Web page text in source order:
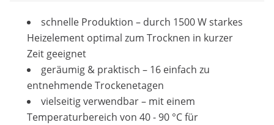
schnelle Produktion – durch 1500 W starkes
Heizelement optimal zum Trocknen in kurzer
Zeit geeignet
geräumig & praktisch – 16 einfach zu
entnehmende Trockenetagen
vielseitig verwendbar – mit einem
Temperaturbereich von 40 - 90 °C für